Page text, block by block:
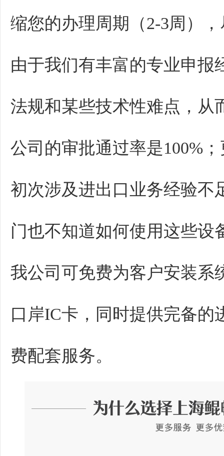
缩您的办理周期（2-3周）
由于我们有丰富的专业申报
法规和某些技术性难点，从
公司的审批通过率是100%
初次涉及进出口业务经验不
门也不知道如何使用这些设
我公司可免费为客户安装系
口岸IC卡，同时提供完备的
费配套服务。